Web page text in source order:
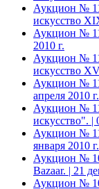
Аукцион №
искусство
Аукцион №
2010 г.
Аукцион №
искусство
Аукцион №
апреля 2010 г.
Аукцион №
искусство". |
Аукцион №
января 2010 г.
Аукцион №
Bazaar. | 21
Аукцион №